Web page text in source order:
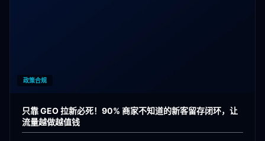
政策合规
只靠 GEO 拉新必死！90% 商家不知道的新客留存闭环，让
流量越做越值钱